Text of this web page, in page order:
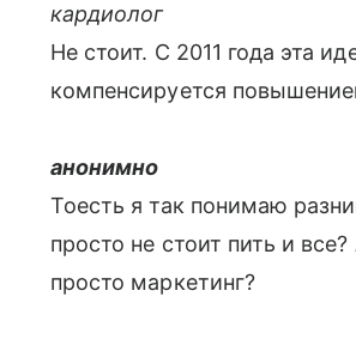
кардиолог
Не стоит. С 2011 года эта
компенсируется
анонимно
Тоесть я так понимаю
просто не стоит пить и
просто маркетинг?